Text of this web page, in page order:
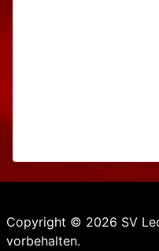
Copyright © 2026 SV
vorbehalten.